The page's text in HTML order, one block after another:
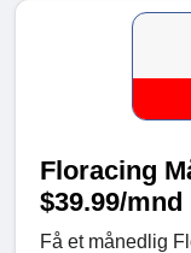
Floracing
$39.99/mnd
Få et månedlig